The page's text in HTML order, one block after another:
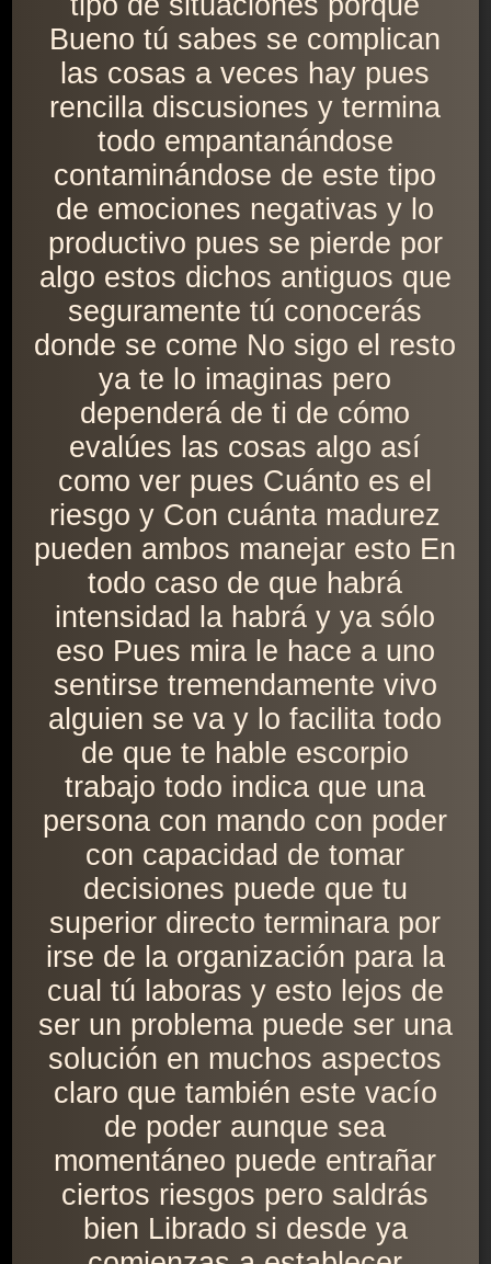
Bueno tú sabes se complican
las cosas a veces hay pues
rencilla discusiones y termina
todo empantanándose
contaminándose de este tipo
de emociones negativas y lo
productivo pues se pierde por
algo estos dichos antiguos que
seguramente tú conocerás
donde se come No sigo el resto
ya te lo imaginas pero
dependerá de ti de cómo
evalúes las cosas algo así
como ver pues Cuánto es el
riesgo y Con cuánta madurez
pueden ambos manejar esto En
todo caso de que habrá
intensidad la habrá y ya sólo
eso Pues mira le hace a uno
sentirse tremendamente vivo
alguien se va y lo facilita todo
de que te hable escorpio
trabajo todo indica que una
persona con mando con poder
con capacidad de tomar
decisiones puede que tu
superior directo terminara por
irse de la organización para la
cual tú laboras y esto lejos de
ser un problema puede ser una
solución en muchos aspectos
claro que también este vacío
de poder aunque sea
momentáneo puede entrañar
ciertos riesgos pero saldrás
bien Librado si desde ya